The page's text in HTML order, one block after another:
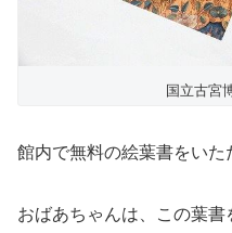
国立古宮
館内で無料の絵葉書をいた
おばあちゃんは、この葉